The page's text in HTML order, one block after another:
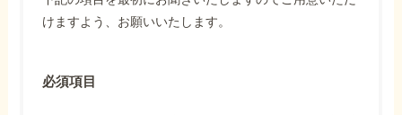
けますよう、お願いいたします。
必須項目